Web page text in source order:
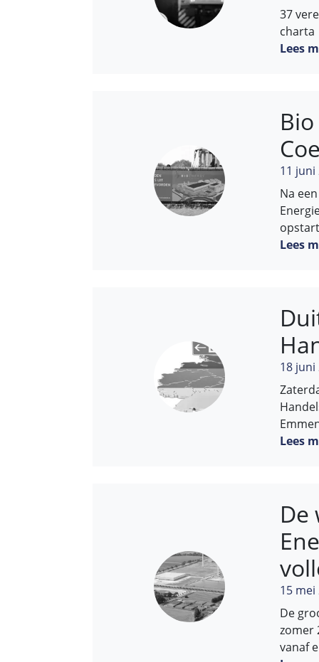
37
charta
Lees
11 juni
Na
Lees
18 juni
Lees
De
15 mei
De
zomer
vanaf